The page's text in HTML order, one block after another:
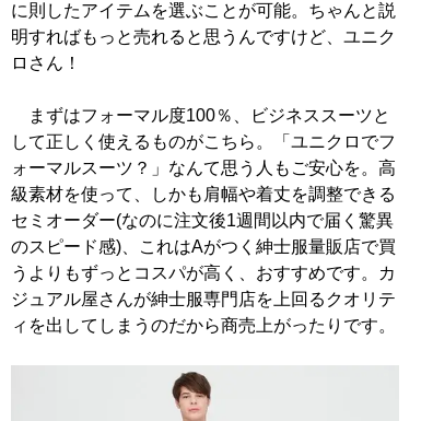
に則したアイテムを選ぶことが可能。ちゃんと説
明すればもっと売れると思うんですけど、ユニク
ロさん！
まずはフォーマル度100％、ビジネススーツと
して正しく使えるものがこちら。「ユニクロでフ
ォーマルスーツ？」なんて思う人もご安心を。高
級素材を使って、しかも肩幅や着丈を調整できる
セミオーダー(なのに注文後1週間以内で届く驚異
のスピード感)、これはAがつく紳士服量販店で買
うよりもずっとコスパが高く、おすすめです。カ
ジュアル屋さんが紳士服専門店を上回るクオリテ
ィを出してしまうのだから商売上がったりです。